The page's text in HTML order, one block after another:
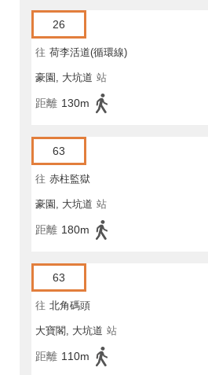
26
往 荷李活道(循環線)
豪園, 大坑道 站
距離 130m
63
往 赤柱監獄
豪園, 大坑道 站
距離 180m
63
往 北角碼頭
大寶閣, 大坑道 站
距離 110m